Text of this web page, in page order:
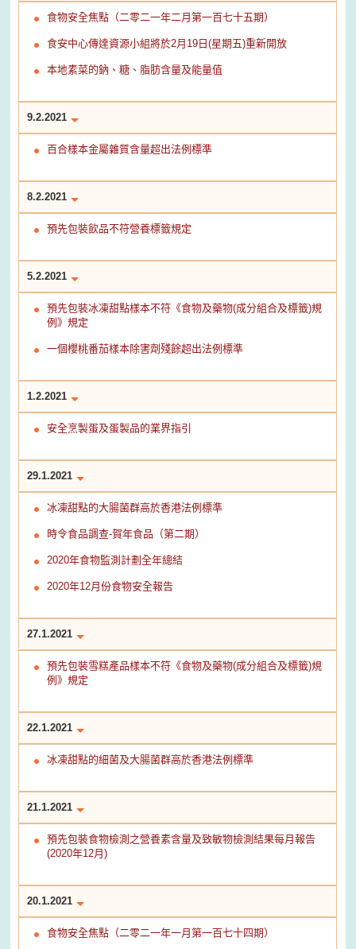
食物安全焦點（二零二一年二月第一百七十五期）
食安中心傳達資源小組將於2月19日(星期五)重新開放
本地素菜的鈉、糖、脂肪含量及能量值
9.2.2021
百合樣本金屬雜質含量超出法例標準
8.2.2021
預先包裝飲品不符營養標籤規定
5.2.2021
預先包裝冰凍甜點樣本不符《食物及藥物(成分組合及標籤)規
例》規定
一個櫻桃番茄樣本除害劑殘餘超出法例標準
1.2.2021
安全烹製蛋及蛋製品的業界指引
29.1.2021
冰凍甜點的大腸菌群高於香港法例標準
時令食品調查-賀年食品（第二期）
2020年食物監測計劃全年總結
2020年12月份食物安全報告
27.1.2021
預先包裝雪糕產品樣本不符《食物及藥物(成分組合及標籤)規
例》規定
22.1.2021
冰凍甜點的細菌及大腸菌群高於香港法例標準
21.1.2021
預先包裝食物檢測之營養素含量及致敏物檢測結果每月報告
(2020年12月)
20.1.2021
食物安全焦點（二零二一年一月第一百七十四期）